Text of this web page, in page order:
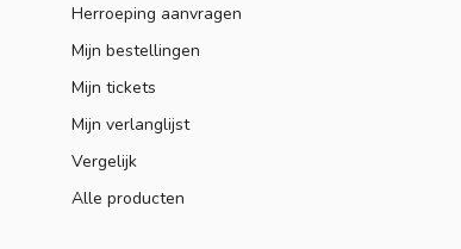
Herroeping aanvragen
Mijn bestellingen
Mijn tickets
Mijn verlanglijst
Vergelijk
Alle producten